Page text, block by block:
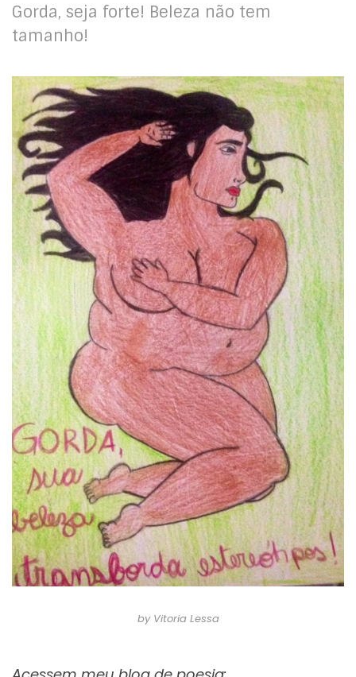
Gorda, seja forte! Beleza não tem
tamanho!
by Vitoria Lessa